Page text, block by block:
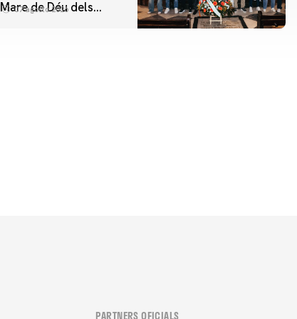
Mare de Déu dels
07 agosto 2026
PARTNERS OFICIALS